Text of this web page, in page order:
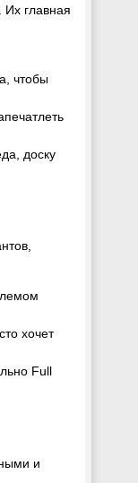
главная
чтобы
доску
хочет
Full
и